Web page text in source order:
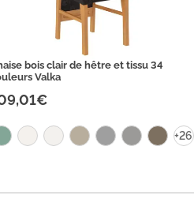
bois clair de hêtre et tissu 34
Valka
+26